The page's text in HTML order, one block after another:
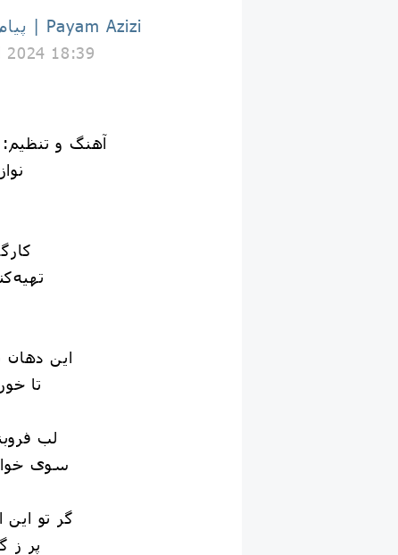
پیام عزیزی | Payam Azizi
2024 18:39
آهنگ و تنظیم:
این
تا
لب
سوی
گر تو
پر ز